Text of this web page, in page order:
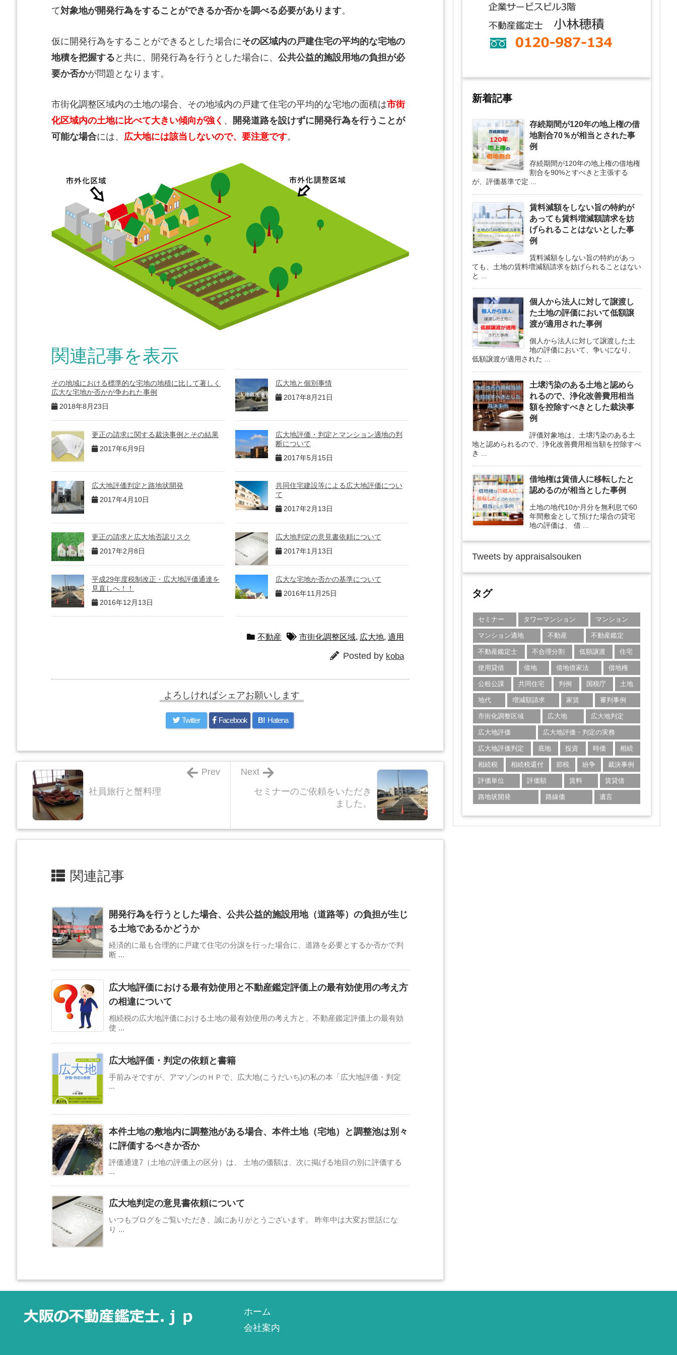
て対象地が開発行為をすることができるか否かを調べる必要があります。
仮に開発行為をすることができるとした場合にその区域内の戸建住宅の平均的な宅地の
地積を把握する と共に、開発行為を行うとした場合に、 公共公益的施設用地の負担が必
要か否かが問題となります。
市街化調整区域内の土地の場合、その地域内の戸建て住宅の平均的な宅地の面積は市街
化区域内の土地に比べて大きい傾向が強く 、
開発道路を設けずに開発行為を行うことが
可能な場合には、 広大地には該当しないので、要注意です。
関連記事を表示
その地域における標準的な宅地の地積に比して著しく
広大な宅地か否かが争われた事例
2018年8月23日
広大地と個別事情
2017年8月21日
更正の請求に関する裁決事例とその結果
2017年6月9日
広大地評価・判定とマンション適地の判
断について
2017年5月15日
広大地評価判定と路地状開発
2017年4月10日
共同住宅建設等による広大地評価につい
て
2017年2月13日
更正の請求と広大地否認リスク
2017年2月8日
広大地判定の意見書依頼について
2017年1月13日
平成29年度税制改正・広大地評価通達を
見直しへ！！
2016年12月13日
広大な宅地か否かの基準について
2016年11月25日
不動産 市街化調整区域, 広大地, 適用
Posted by koba
よろしければシェアお願いします
Twitter Facebook B! Hatena
セミナーのご依頼をいただき
ました。
Next
社員旅行と蟹料理
Prev
関連記事
開発行為を行うとした場合、公共公益的施設用地（道路等）の負担が生じ
る土地であるかどうか
経済的に最も合理的に戸建て住宅の分譲を行った場合に、道路を必要とするか否かで判
断 ...
広大地評価における最有効使用と不動産鑑定評価上の最有効使用の考え方
の相違について
相続税の広大地評価における土地の最有効使用の考え方と、不動産鑑定評価上の最有効
使 ...
広大地評価・判定の依頼と書籍
手前みそですが、アマゾンのＨＰで、広大地(こうだいち)の私の本「広大地評価・判定
...
本件土地の敷地内に調整池がある場合、本件土地（宅地）と調整池は別々
に評価するべきか否か
評価通達7（土地の評価上の区分）は、 土地の価額は、次に掲げる地目の別に評価する
...
広大地判定の意見書依頼について
いつもブログをご覧いただき、誠にありがとうございます。 昨年中は大変お世話にな
り ...
新着記事
存続期間が120年の地上権の借
地割合70％が相当とされた事
例
存続期間が120年の地上権の借地権
割合を90%とすべきと主張する
が、評価基準で定 ...
賃料減額をしない旨の特約が
あっても賃料増減額請求を妨
げられることはないとした事
例
賃料減額をしない旨の特約があっ
ても、土地の賃料増減額請求を妨げられることはない
と ...
個人から法人に対して譲渡し
た土地の評価において低額譲
渡が適用された事例
個人から法人に対して譲渡した土
地の評価において、争いになり、
低額譲渡が適用された ...
土壌汚染のある土地と認めら
れるので、浄化改善費用相当
額を控除すべきとした裁決事
例
評価対象地は、土壌汚染のある土
地と認められるので、浄化改善費用相当額を控除すべ
き ...
借地権は賃借人に移転したと
認めるのが相当とした事例
土地の地代10か月分を無利息で60
年間敷金として預けた場合の貸宅
地の評価は、 借 ...
Tweets by appraisalsouken
タグ
セミナー タワーマンション マンション
マンション適地 不動産 不動産鑑定
不動産鑑定士 不合理分割 低額譲渡 住宅
使用貸借 借地 借地借家法 借地権
公租公課 共同住宅 判例 国税庁 土地
地代 増減額請求 家賃 審判事例
市街化調整区域 広大地 広大地判定
広大地評価 広大地評価・判定の実務
広大地評価判定 底地 投資 時価 相続
相続税 相続税還付 節税 紛争 裁決事例
評価単位 評価額 賃料 賃貸借
路地状開発 路線価 遺言
ホーム
会社案内